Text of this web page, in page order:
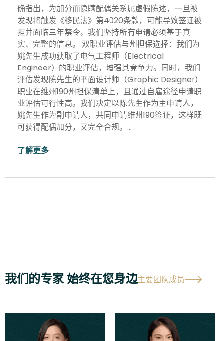
确指出，为加分而隐瞒配偶关系属虚假陈述，一旦被
发现将触发《移民法》第4020条款，可能导致签证被
拒并面临三年禁令。我们坚持所有申请必须基于真
实、完整的信息。 双职业评估与州担保选择：我们为
姚先生成功获取了电气工程师（Electrical
Engineer）的职业评估，增强其竞争力。同时，我们
评估发现陈先生的平面设计师（Graphic Designer）
职业在维州190州担保清单上，且通过自雇途径申请职
业评估可行性高。我们决定以陈先生作为主申请人，
姚先生作为副申请人，共同申请维州190签证，这样既
可获得配偶加分，又完全合规。…
了解更多
我们的专家 始终在您身边主要团队成员